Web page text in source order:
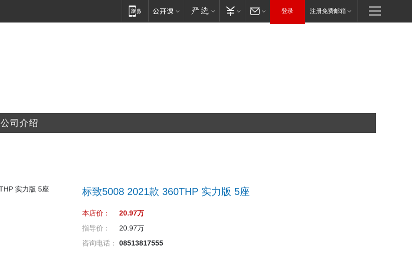
登录 注册免费邮箱
公司介绍
标致5008 2021款 360THP 实力版 5座
本店价：
20.97万
指导价：
20.97万
咨询电话：
08513817555